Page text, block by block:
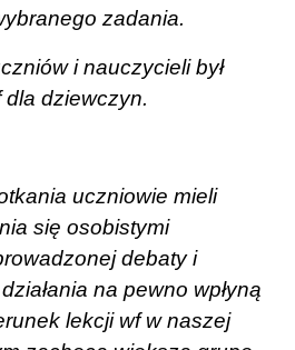
zadania.
i nauczycieli był
dla dziewczyn.
uczniowie mieli
się osobistymi
debaty i
na pewno wpłyną
lekcji wf w naszej